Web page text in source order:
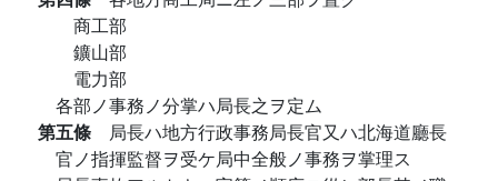
商工部
鑛山部
電力部
各部ノ事務ノ分掌ハ局長之ヲ定ム
第五條 局長ハ地方行政事務局長官又ハ北海道廳長
官ノ指揮監督ヲ受ケ局中全般ノ事務ヲ掌理ス